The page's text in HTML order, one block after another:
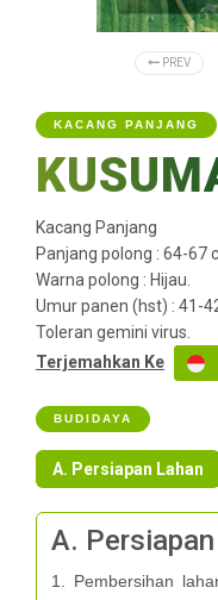
PREV
KACANG PANJANG
Kacang Panjang
Panjang polong : 64-67
Warna polong : Hijau.
Umur panen (hst) : 41-
Toleran gemini virus.
Terjemahkan Ke
BUDIDAYA
A. Persiapan Lahan
A.
1. Pembersihan